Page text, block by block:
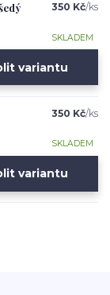
350 Kč/ks
SKLADEM
variantu
350 Kč/ks
SKLADEM
variantu